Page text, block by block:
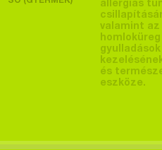
a
a
allergiás
valamint az
homloküreg
gyulladások
és
eszköze.